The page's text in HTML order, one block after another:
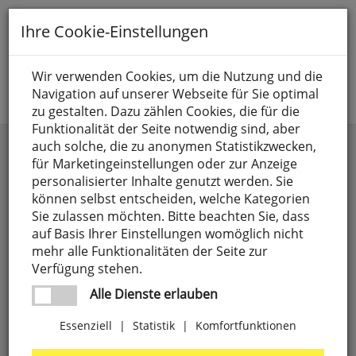
Toggle
Suche nach
Jetzt anmelden
Rohrmotoren, Kaiser Nienhaus Funk-Rohrmotoren & Zubehör,
868 MHz
Ihre Cookie-Einstellungen
Wir verwenden Cookies, um die Nutzung und die
Navigation auf unserer Webseite für Sie optimal
zu gestalten. Dazu zählen Cookies, die für die
Funktionalität der Seite notwendig sind, aber
auch solche, die zu anonymen Statistikzwecken,
für Marketingeinstellungen oder zur Anzeige
personalisierter Inhalte genutzt werden. Sie
können selbst entscheiden, welche Kategorien
Sie zulassen möchten. Bitte beachten Sie, dass
auf Basis Ihrer Einstellungen womöglich nicht
mehr alle Funktionalitäten der Seite zur
Verfügung stehen.
Alle Dienste erlauben
Essenziell | Statistik | Komfortfunktionen